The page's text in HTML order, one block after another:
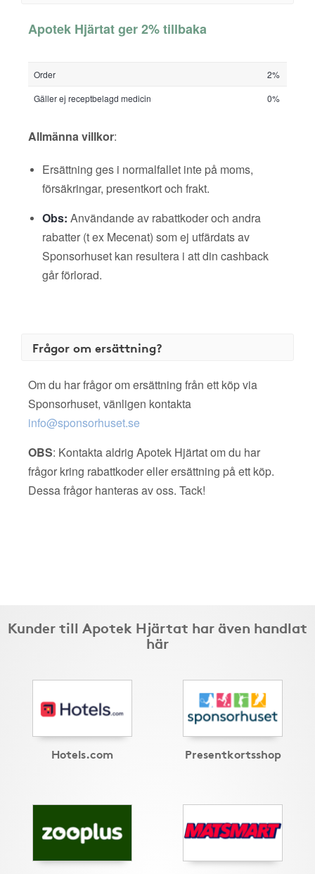
Apotek Hjärtat ger 2% tillbaka
Order
2%
Gäller ej receptbelagd medicin
0%
Allmänna villkor:
Ersättning ges i normalfallet inte på moms,
försäkringar, presentkort och frakt.
Obs: Användande av rabattkoder och andra
rabatter (t ex Mecenat) som ej utfärdats av
Sponsorhuset kan resultera i att din cashback
går förlorad.
Frågor om ersättning?
Om du har frågor om ersättning från ett köp via
Sponsorhuset, vänligen kontakta
info@sponsorhuset.se
OBS: Kontakta aldrig Apotek Hjärtat om du har
frågor kring rabattkoder eller ersättning på ett köp.
Dessa frågor hanteras av oss. Tack!
Kunder till Apotek Hjärtat har även handlat
här
Hotels.com Presentkortsshop